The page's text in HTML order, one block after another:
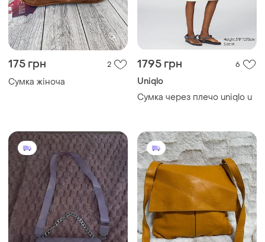
175 грн 2
Сумка жіноча
1795 грн 6
Uniqlo
Сумка через плечо uniqlo u